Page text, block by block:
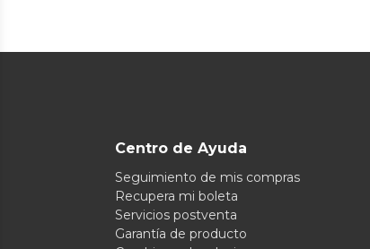
Centro de Ayuda
Seguimiento de mis compras
Recupera mi boleta
Servicios postventa
Garantía de producto